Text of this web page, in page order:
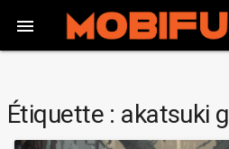

Étiquette : akatsuki